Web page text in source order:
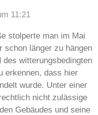
11:21
stolperte man im Mai
schon länger zu hängen
witterungsbedingten
erkennen, dass hier
wurde. Unter einer
nicht zulässige
Gebäudes und seine